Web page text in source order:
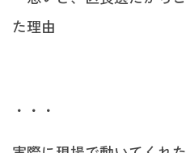
た理由
・・・